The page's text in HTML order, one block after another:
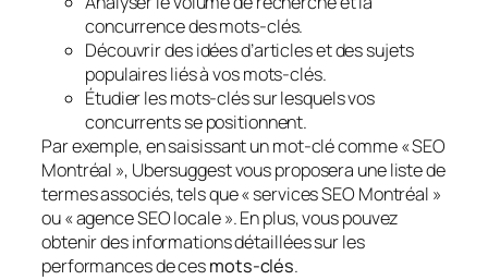
concurrence des mots-clés.
Découvrir des idées d’articles et des sujets
populaires liés à vos mots-clés.
Étudier les mots-clés sur lesquels vos
concurrents se positionnent.
Par exemple, en saisissant un mot-clé comme « SEO
Montréal », Ubersuggest vous proposera une liste de
termes associés, tels que « services SEO Montréal »
ou « agence SEO locale ». En plus, vous pouvez
obtenir des informations détaillées sur les
performances de cesmots-clés.